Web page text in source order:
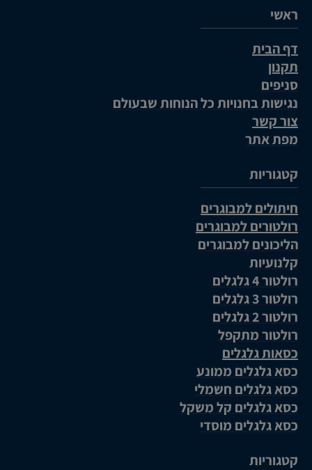
ראשי
דף הבית
תקנון
סניפים
נגישות בחנויות כל הנוחות שבעולם
צור קשר
מפת אתר
קטגוריות
חיתולים למבוגרים
רולטורים למבוגרים
הליכונים למבוגרים
קלנועיות
רולטור 4 גלגלים
רולטור 3 גלגלים
רולטור 2 גלגלים
רולטור מתקפל
כסאות גלגלים
כסא גלגלים ממונע
כסא גלגלים חשמלי
כסא גלגלים קל משקל
כסא גלגלים מוסדי
קטגוריות